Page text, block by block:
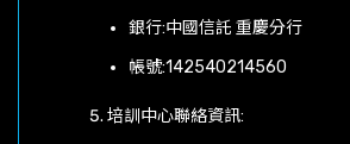
銀行:中國信託 重慶分行
帳號:142540214560
培訓中心聯絡資訊: